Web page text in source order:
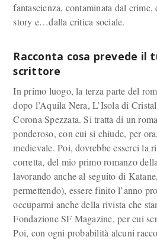
fantascienza, contaminata dal
story e…dalla critica sociale.
Racconta cosa prevede il
scrittore
In primo luogo, la terza parte del
dopo l’Aquila Nera, L’Isola di
Corona Spezzata. Si tratta di un
ponderoso, con cui si chiude, per
medievale. Poi, dovrebbe esserci la
corretta, del mio primo romanzo
lavorando anche al seguito di
permettendo), essere finito l’anno
occuparmi anche della rivista che
Fondazione SF Magazine, per cui
Poi, con ogni probabilità alcuni